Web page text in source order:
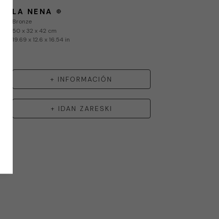
LA NENA 🔴
Bronze
50 x 32 x 42 cm
19.69 x 12.6 x 16.54 in
+ INFORMACIÓN
+ IDAN ZARESKI